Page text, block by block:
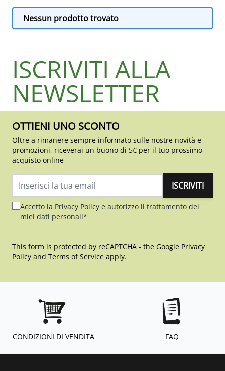
Nessun prodotto trovato
ISCRIVITI ALLA
NEWSLETTER
OTTIENI UNO SCONTO
Oltre a rimanere sempre informato sulle nostre novità e
promozioni, riceverai un buono di 5€ per il tuo prossimo
acquisto online
ISCRIVITI
Accetto la Privacy Policy e autorizzo il trattamento dei
miei dati personali*
This form is protected by reCAPTCHA - the Google Privacy
Policy and Terms of Service apply.
CONDIZIONI DI VENDITA FAQ